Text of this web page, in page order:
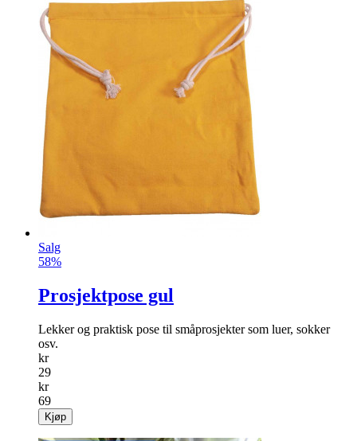
Salg
58%
Prosjektpose gul
Lekker og praktisk pose til småprosjekter som luer, sokker
osv.
kr
29
kr
69
Kjøp